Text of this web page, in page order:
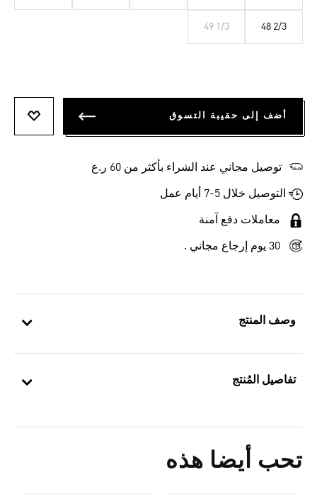
وصف المنتج
تفاصيل المُنتج
تحب أيضا هذه
48 2/3
49 1/3
أضف إلى حقيبة التسوق
توصيل مجاني عند الشراء بأكثر من 60 ر.ع
التوصيل خلال 5-7 أيام عمل
معاملات دفع آمنة